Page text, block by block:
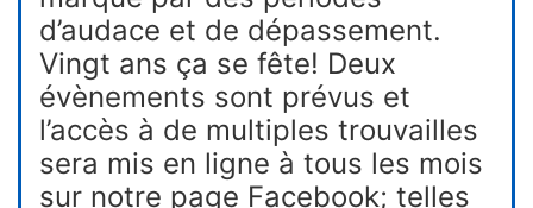
d’audace et de dépassement.
Vingt ans ça se fête! Deux
évènements sont prévus et
l’accès à de multiples trouvailles
sera mis en ligne à tous les mois
sur notre page Facebook; telles